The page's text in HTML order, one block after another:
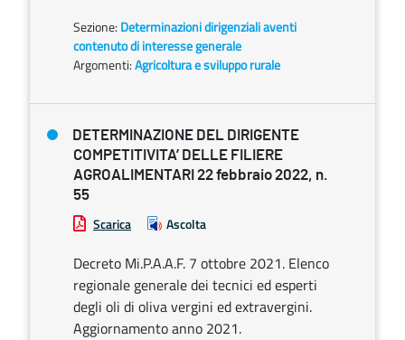
Sezione: Determinazioni dirigenziali aventi
contenuto di interesse generale
Argomenti:Agricoltura e sviluppo rurale
DETERMINAZIONE DEL DIRIGENTE
COMPETITIVITA’ DELLE FILIERE
AGROALIMENTARI 22 febbraio 2022, n.
55
Scarica Ascolta
Decreto Mi.P.A.A.F. 7 ottobre 2021. Elenco
regionale generale dei tecnici ed esperti
degli oli di oliva vergini ed extravergini.
Aggiornamento anno 2021.